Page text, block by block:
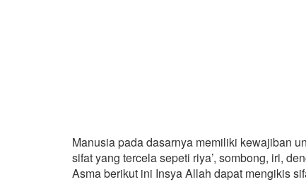
Manusia pada dasarnya memiliki kewajiban
sifat yang tercela sepeti riya’, sombong, iri,
Asma berikut ini Insya Allah dapat mengikis